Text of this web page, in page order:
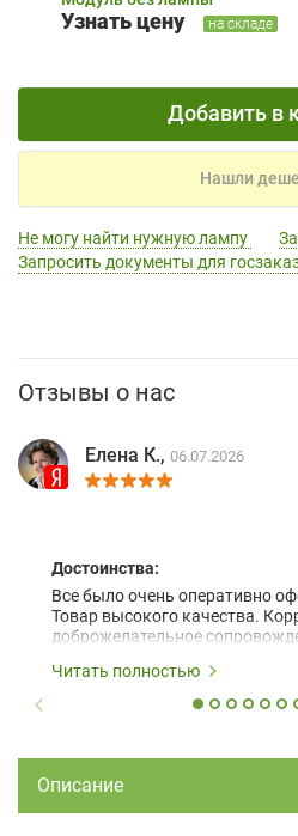
Узнать цену на складе
Добавить в
Нашли
Не могу найти нужную лампу
Запросить документы для
Отзывы о нас
Елена К., 06.07.2026
Достоинства:
Все было очень оперативно
Товар высокого качества.
доброжелательное
Читать полностью
Описание